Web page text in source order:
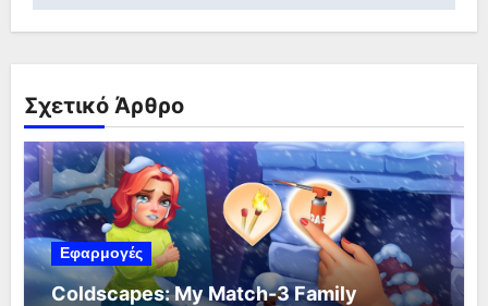
Σχετικό Άρθρο
Εφαρμογές
Coldscapes: My Match-3 Family